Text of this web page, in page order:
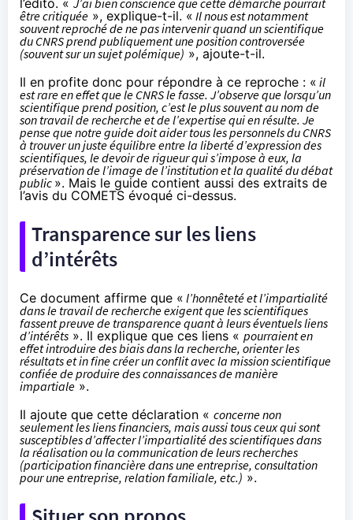
l’édito. « J’ai bien conscience que cette démarche pourrait
être critiquée », explique-t-il. « Il nous est notamment
souvent reproché de ne pas intervenir quand un scientifique
du CNRS prend publiquement une position controversée
(souvent sur un sujet polémique) », ajoute-t-il.
Il en profite donc pour répondre à ce reproche : « il
est rare en effet que le CNRS le fasse. J’observe que lorsqu’un
scientifique prend position, c’est le plus souvent au nom de
son travail de recherche et de l’expertise qui en résulte. Je
pense que notre guide doit aider tous les personnels du CNRS
à trouver un juste équilibre entre la liberté d’expression des
scientifiques, le devoir de rigueur qui s’impose à eux, la
préservation de l’image de l’institution et la qualité du débat
public ». Mais le guide contient aussi des extraits de
l’avis du COMETS évoqué ci-dessus.
Transparence sur les liens
d’intérêts
Ce document affirme que « l’honnêteté et l’impartialité
dans le travail de recherche exigent que les scientifiques
fassent preuve de transparence quant à leurs éventuels liens
d’intérêts ». Il explique que ces liens « pourraient en
effet introduire des biais dans la recherche, orienter les
résultats et in fine créer un conflit avec la mission scientifique
confiée de produire des connaissances de manière
impartiale ».
Il ajoute que cette déclaration « concerne non
seulement les liens financiers, mais aussi tous ceux qui sont
susceptibles d’affecter l’impartialité des scientifiques dans
la réalisation ou la communication de leurs recherches
(participation financière dans une entreprise, consultation
pour une entreprise, relation familiale, etc.) ».